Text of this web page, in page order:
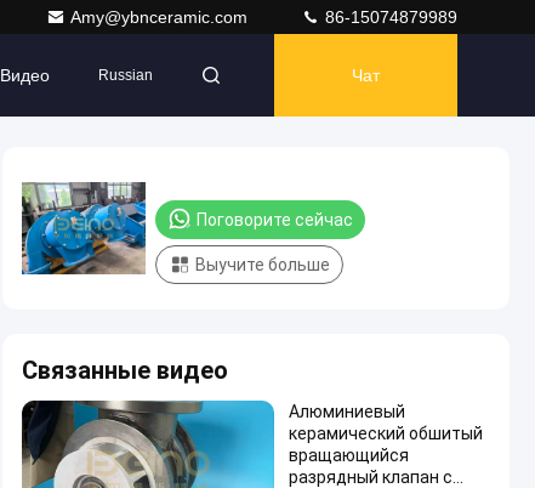
Amy@ybnceramic.com 86-15074879989
Видео Russian Чат
Поговорите сейчас
Выучите больше
Связанные видео
Алюминиевый
керамический обшитый
вращающийся
разрядный клапан с